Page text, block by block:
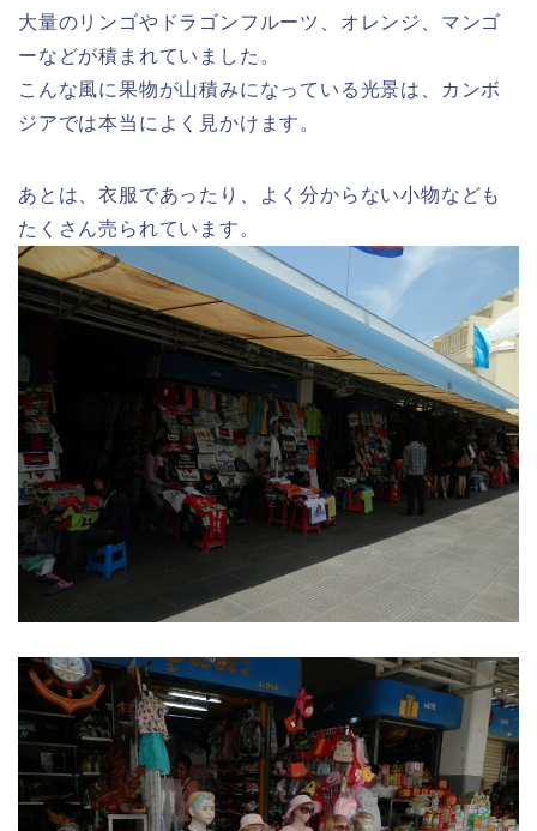
大量のリンゴやドラゴンフルーツ、オレンジ、マンゴ
ーなどが積まれていました。
こんな風に果物が山積みになっている光景は、カンボ
ジアでは本当によく見かけます。
あとは、衣服であったり、よく分からない小物なども
たくさん売られています。